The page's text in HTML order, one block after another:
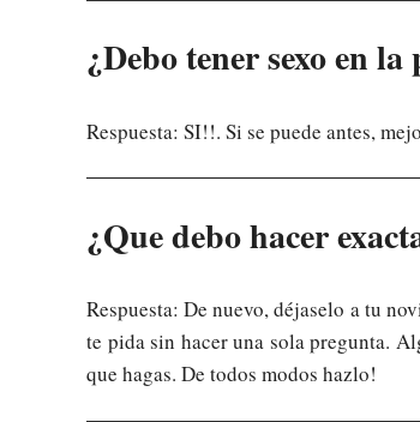
¿Debo tener sexo en
Respuesta: SI!!. Si se puede antes,
¿Que debo hacer
Respuesta: De nuevo, déjaselo a tu
te pida sin hacer una sola pregunta.
que hagas. De todos modos hazlo!